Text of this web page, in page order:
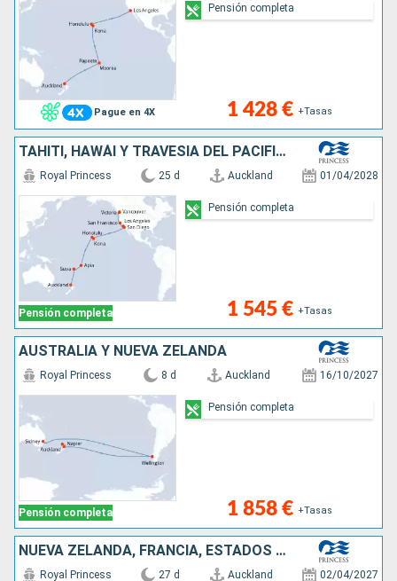
Pague en 4X 1 428 € +Tasas
Pensión completa
TAHITÍ, HAWÁI Y TRAVESÍA DEL PACÍFICO SU
Pensión completa
Royal Princess 25 d Auckland 01/04/2028
1 545 € +Tasas
Pensión completa
AUSTRALIA Y NUEVA ZELANDA
Pensión completa
Royal Princess 8 d Auckland 16/10/2027
1 858 € +Tasas
Pensión completa
NUEVA ZELANDA, FRANCIA, ESTADOS UNIDOS, CANADÁ
Royal Princess 27 d Auckland 02/04/2027